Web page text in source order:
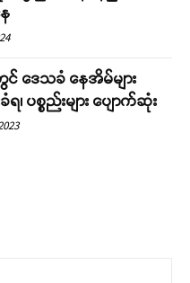
င် ဒေသခံ နေအိမ်များ
၊ ပစ္စည်းများ ပျောက်ဆုံး